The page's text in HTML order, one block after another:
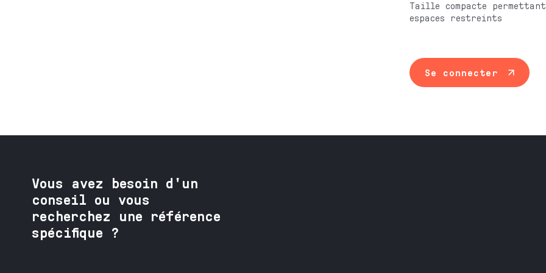
Taille compacte
espaces restreints
Se connecter
Vous avez besoin d'un
conseil ou vous
recherchez une référence
spécifique ?